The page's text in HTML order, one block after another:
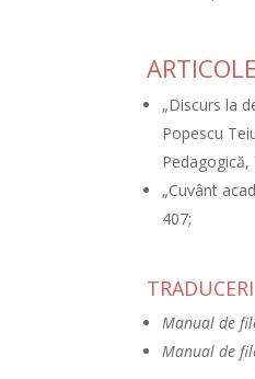
„Discurs la
Popescu
Pedagogică,
„Cuvânt
407;
TRADUCERI
Manual de
Manual de